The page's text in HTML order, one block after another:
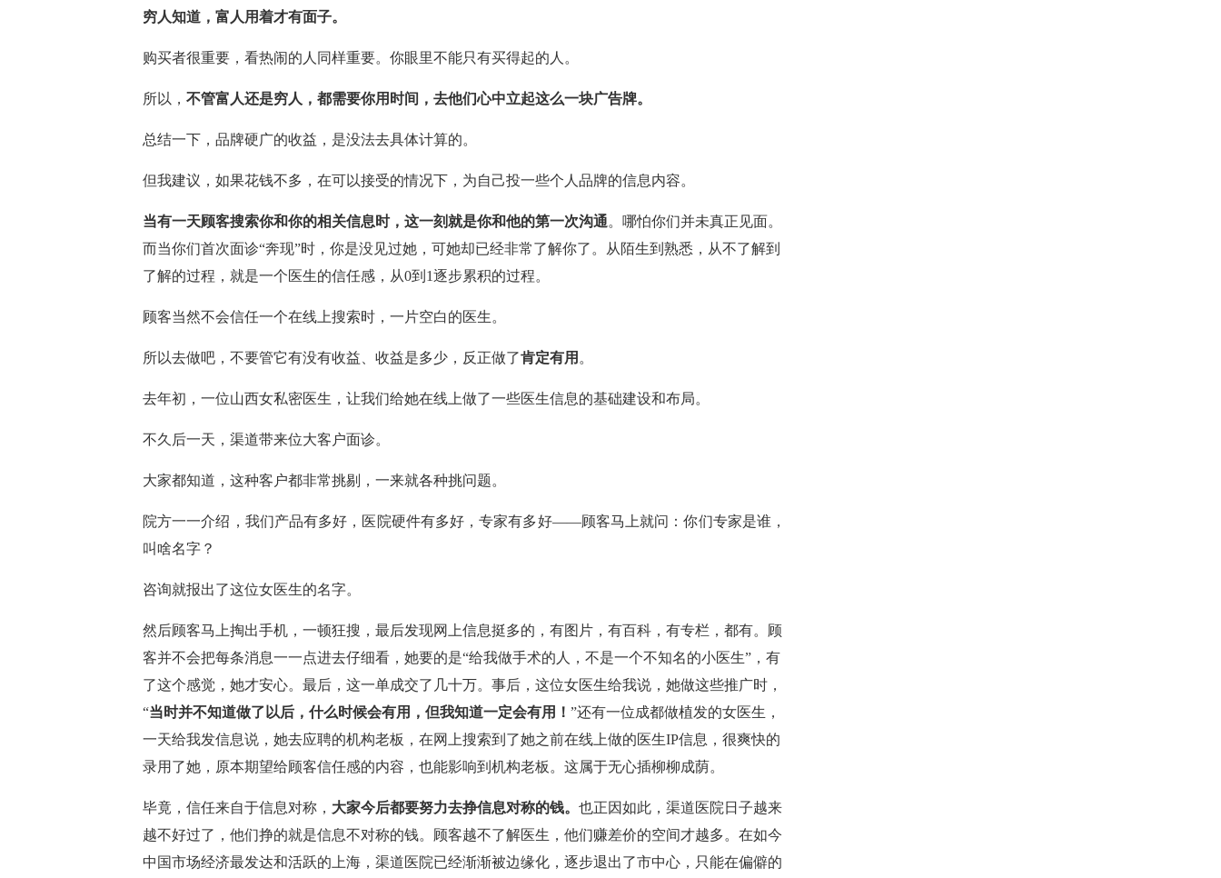
穷人知道，富人用着才有面子。
购买者很重要，看热闹的人同样重要。你眼里不能只有买得起的人。
所以， 不管富人还是穷人，都需要你用时间，去他们心中立起这么一块广告牌。
总结一下，品牌硬广的收益，是没法去具体计算的。
但我建议，如果花钱不多，在可以接受的情况下，为自己投一些个人品牌的信息内容。
当有一天顾客搜索你和你的相关信息时，这一刻就是你和他的第一次沟通。哪怕你们并未真正见面。
而当你们首次面诊“奔现”时，你是没见过她，可她却已经非常了解你了。从陌生到熟悉，从不了解到
了解的过程，就是一个医生的信任感，从0到1逐步累积的过程。
顾客当然不会信任一个在线上搜索时，一片空白的医生。
所以去做吧，不要管它有没有收益、收益是多少，反正做了肯定有用 。
去年初，一位山西女私密医生，让我们给她在线上做了一些医生信息的基础建设和布局。
不久后一天，渠道带来位大客户面诊。
大家都知道，这种客户都非常挑剔，一来就各种挑问题。
院方一一介绍，我们产品有多好，医院硬件有多好，专家有多好——顾客马上就问：你们专家是谁，
叫啥名字？
咨询就报出了这位女医生的名字。
然后顾客马上掏出手机，一顿狂搜，最后发现网上信息挺多的，有图片，有百科，有专栏，都有。顾
客并不会把每条消息一一点进去仔细看，她要的是“给我做手术的人，不是一个不知名的小医生”，有
了这个感觉，她才安心。最后，这一单成交了几十万。事后，这位女医生给我说，她做这些推广时，
“当时并不知道做了以后，什么时候会有用，但我知道一定会有用！ ”还有一位成都做植发的女医生，
一天给我发信息说，她去应聘的机构老板，在网上搜索到了她之前在线上做的医生IP信息，很爽快的
录用了她，原本期望给顾客信任感的内容，也能影响到机构老板。这属于无心插柳柳成荫。
毕竟，信任来自于信息对称， 大家今后都要努力去挣信息对称的钱。 也正因如此，渠道医院日子越来
越不好过了，他们挣的就是信息不对称的钱。顾客越不了解医生，他们赚差价的空间才越多。在如今
中国市场经济最发达和活跃的上海，渠道医院已经渐渐被边缘化，逐步退出了市中心，只能在偏僻的